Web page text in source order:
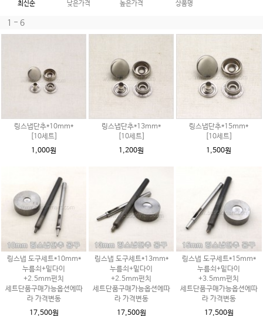
최신순 낮은가격 높은가격 상품명
1 - 6
링스냅단추*10mm*
[10세트]
1,000원
링스냅단추*13mm*
[10세트]
1,200원
링스냅단추*15mm*
[10세트]
1,500원
링스냅 도구세트*10mm*
누름쇠+밑다이
+2.5mm펀치
세트단품구매가능옵션에따
라 가격변동
17,500원
링스냅 도구세트*13mm*
누름쇠+밑다이
+2.5mm펀치
세트단품구매가능옵션에따
라 가격변동
17,500원
링스냅 도구세트*15mm*
누름쇠+밑다이
+3.5mm펀치
세트단품구매가능옵션에따
라 가격변동
17,500원